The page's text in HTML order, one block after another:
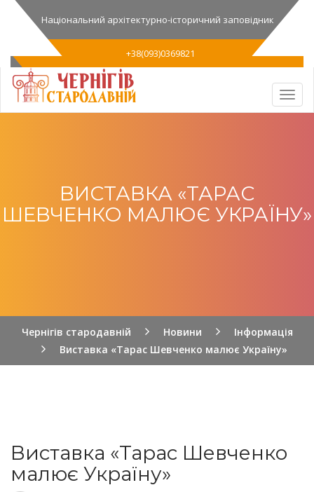
Національний архітектурно-історичний заповідник
+38(093)0369821
ВИСТАВКА «ТАРАС
ШЕВЧЕНКО МАЛЮЄ УКРАЇНУ»
Чернігів стародавній Новини
Інформація
Виставка «Тарас Шевченко малює Україну»
Виставка «Тарас Шевченко
малює Україну»